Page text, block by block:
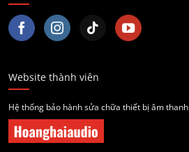
Website thành viên
Hệ thống bảo hành sửa chữa thiết bị âm thanh